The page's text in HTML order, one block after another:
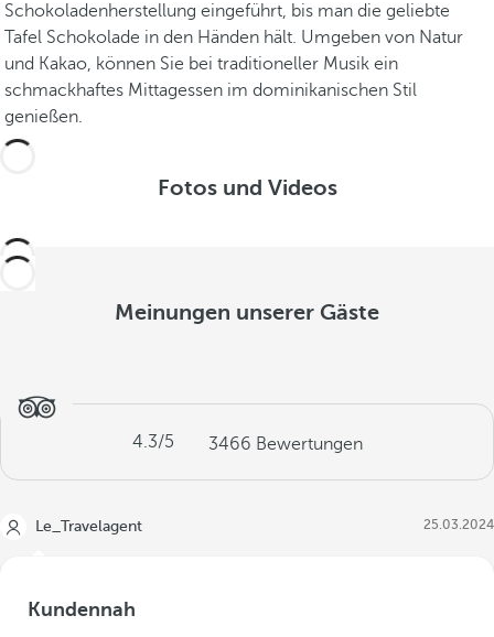
Schokoladenherstellung eingeführt, bis man die geliebte
Tafel Schokolade in den Händen hält. Umgeben von Natur
und Kakao, können Sie bei traditioneller Musik ein
schmackhaftes Mittagessen im dominikanischen Stil
genießen.
Fotos und Videos
Meinungen unserer Gäste
4.3/5 3466 Bewertungen
Le_Travelagent 25.03.2024
Kundennah